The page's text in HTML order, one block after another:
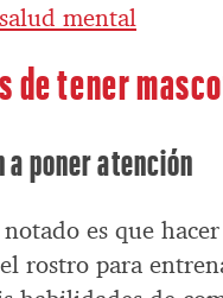
mental
de tener
a poner atención
es que
rostro para